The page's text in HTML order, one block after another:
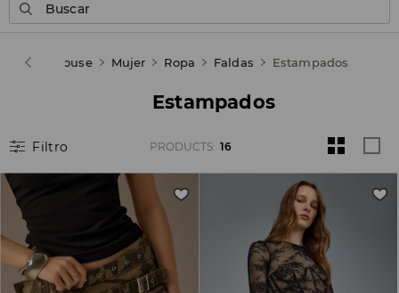
Buscar
House Mujer Ropa Faldas Estampados
Estampados
Filtro PRODUCTS: 16